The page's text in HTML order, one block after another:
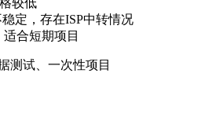
稳定，存在ISP中转情况
合短期项目
测试、一次性项目